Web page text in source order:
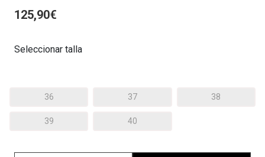
125,90€
Seleccionar talla
36 37 38
39 40